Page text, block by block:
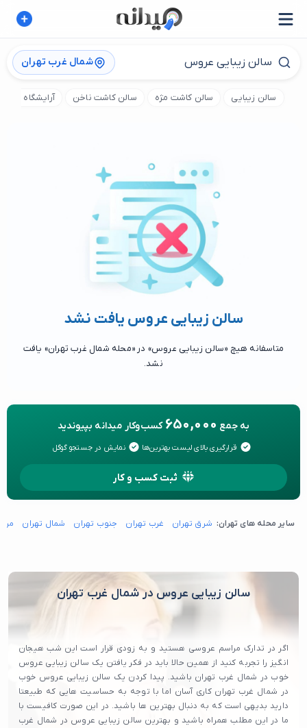
شمال غرب تهران
سالن زیبایی سالن کاشت مژه سالن کاشت ناخن آرایشگاه زنانه
سالن زیبایی عروس یافت نشد
متاسفانه هیچ «سالن زیبایی عروس» در «محله شمال غرب تهران» یافت
نشد.
به جمع 650,000 کسب‌وکار میدانه بپیوندید
قرارگیری بالای لیست بهترین‌ها نمایش در جستجو گوگل
ثبت کسب و کار
سایر محله های تهران: شرق تهران غرب تهران جنوب تهران شمال تهران
سالن زیبایی عروس در شمال غرب تهران
اگر در تدارک مراسم عروسی هستید و به زودی قرار است این شب هیجان
انگیز را تجربه کنید از همین حالا باید در فکر یافتن یک سالن زیبایی عروس
خوب در شمال غرب تهران باشید. پیدا کردن یک سالن زیبایی عروس خوب
در شمال غرب تهران کاری آسان اما با توجه به حساسیت هایی که طبیعتا
دارید بدیهی است که به دنبال بهترین ها باشید. در این صورت کافیست با
ما در این مطلب همراه باشید و بهترین سالن زیبایی عروس در شمال غرب